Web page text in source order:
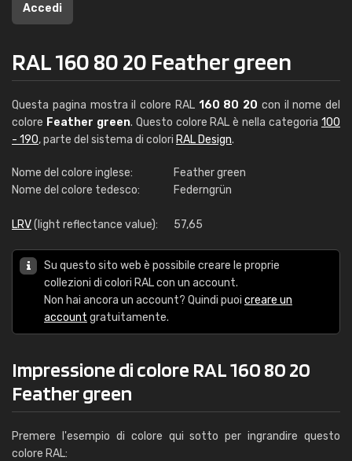
Accedi
RAL 160 80 20 Feather green
Questa pagina mostra il colore RAL 160 80 20 con il nome del
colore Feather green. Questo colore RAL è nella categoria100
- 190, parte del sistema di colori RAL Design.
Nome del colore inglese:
Feather green
Nome del colore tedesco:
Federngrün
LRV(light reflectance value): 57,65
Su questo sito web è possibile creare le proprie
collezioni di colori RAL con un account.
Non hai ancora un account? Quindi puoi creare un
account gratuitamente.
Impressione di colore RAL 160 80 20
Feather green
Premere l'esempio di colore qui sotto per ingrandire questo
colore RAL: